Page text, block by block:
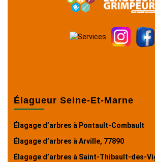
Élagueur Seine-Et-Marne
Élagage d’arbres à Pontault-Combault
Élagage d’arbres à Arville, 77890
Élagage d’arbres à Saint-Thibault-des-